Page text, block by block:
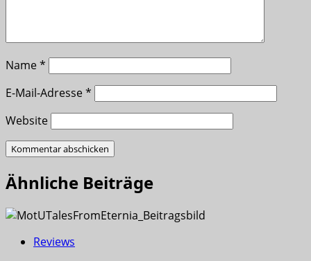
Name*
E-Mail-Adresse*
Website
Ähnliche Beiträge
Reviews